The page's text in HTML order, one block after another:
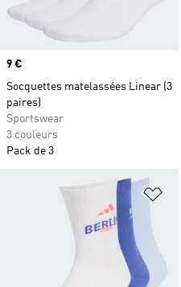
Prix
9 €
Socquettes matelassées Linear (3
paires)
Sportswear
3 couleurs
Pack de 3